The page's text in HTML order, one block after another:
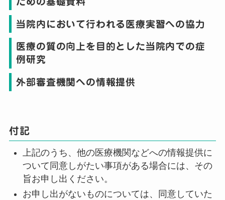
当院内において行われる医療実習への協力
医療の質の向上を目的とした当院内での症
例研究
外部審査機関への情報提供
付記
上記のうち、他の医療機関などへの情報提供に
ついて同意しがたい事項がある場合には、その
旨お申し出ください。
お申し出がないものについては、同意していた